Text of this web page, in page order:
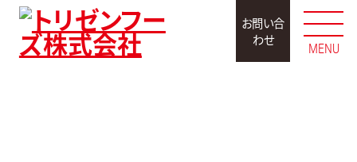
お問い合
わせ
MENU